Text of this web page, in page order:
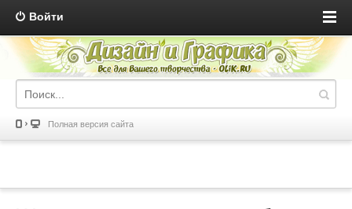
Войти
Полная версия сайта